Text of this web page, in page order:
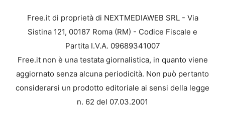
Free.it di proprietà di NEXTMEDIAWEB SRL - Via
Sistina 121, 00187 Roma (RM) - Codice Fiscale e
Partita I.V.A. 09689341007
Free.it non è una testata giornalistica, in quanto viene
aggiornato senza alcuna periodicità. Non può pertanto
considerarsi un prodotto editoriale ai sensi della legge
n. 62 del 07.03.2001